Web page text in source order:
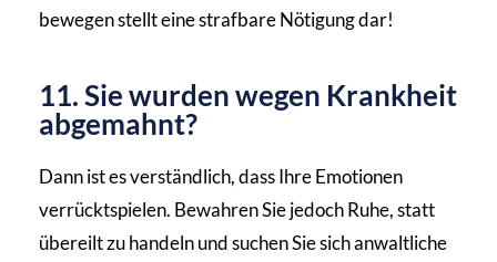
bewegen stellt eine strafbare Nötigung dar!
11. Sie wurden wegen Krankheit
abgemahnt?
Dann ist es verständlich, dass Ihre Emotionen
verrücktspielen. Bewahren Sie jedoch Ruhe, statt
übereilt zu handeln und suchen Sie sich anwaltliche